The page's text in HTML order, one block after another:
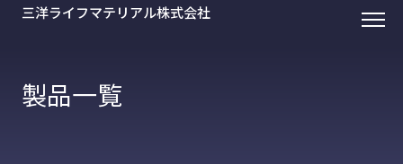
三洋ライフマテリアル株式会社
製品一覧